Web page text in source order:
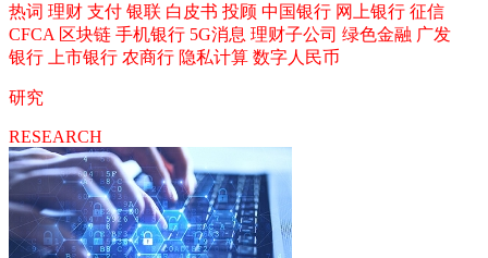
热词 理财 支付 银联 白皮书 投顾 中国银行 网上银行 征信
CFCA 区块链 手机银行 5G消息 理财子公司 绿色金融 广发
银行
上市银行 农商行 隐私计算 数字人民币
研究
RESEARCH